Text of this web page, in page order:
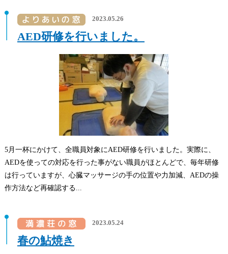
2023.05.26
AED研修を行いました。
5月一杯にかけて、全職員対象にAED研修を行いました。実際に、
AEDを使っての対応を行った事がない職員がほとんどで、毎年研修
は行っていますが、心臓マッサージの手の位置や力加減、AEDの操
作方法など再確認する...
2023.05.24
春の鮎焼き